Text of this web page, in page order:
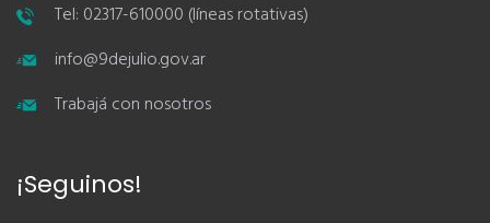
Tel: 02317-610000 (líneas rotativas)
info@9dejulio.gov.ar
Trabajá con nosotros
¡Seguinos!